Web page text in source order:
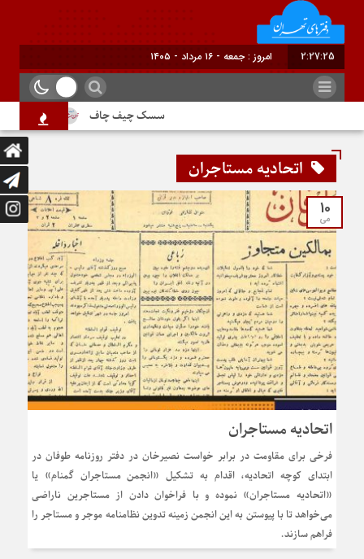
2:27:25 امروز : جمعه - ۱۶ مرداد - ۱۴۰۵
سسک چیف چاف دم جنبانک
اتحادیه مستاجران
10
می
اتحادیه مستاجران
فرخی برای مقاومت در برابر خواست نصیرخان در دفتر روزنامه طوفان در
ابتدای کوچه اتحادیه، اقدام به تشکیل «انجمن مستاجران گمنام» یا
«اتحادیه مستاجران» نموده و با فراخوان دادن از مستاجرین ناراضی
می‌خواهد تا با پیوستن به این انجمن زمینه تدوین نظامنامه موجر و مستاجر را
فراهم سازند.